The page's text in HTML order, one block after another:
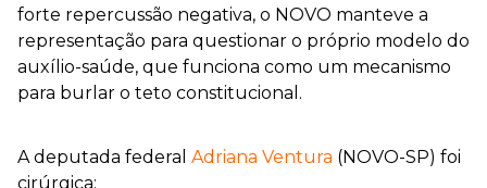
forte repercussão negativa, o NOVO manteve a
representação para questionar o próprio modelo do
auxílio-saúde, que funciona como um mecanismo
para burlar o teto constitucional.
A deputada federal Adriana Ventura (NOVO-SP) foi
cirúrgica: